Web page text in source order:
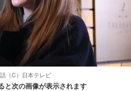
（C）日本テレビ
と次の画像が表示されます